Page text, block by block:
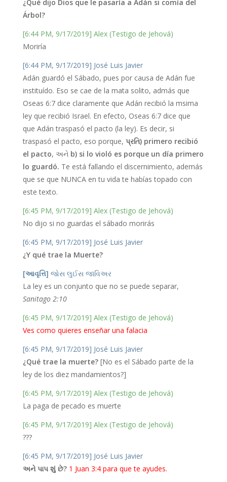
¿Qué dijo Dios que le pasaría a Adán si comía del
Árbol?
[6:44 PM, 9/17/2019] Alex (Testigo de Jehová)
Moriría
[6:44 PM, 9/17/2019] José Luis Javier
Adán guardó el Sábado, pues por causa de Adán fue
instituído. Eso se cae de la mata solito, admás que
Oseas 6:7 dice claramente que Adán recibió la msima
ley que recibió Israel. En efecto, Oseas 6:7 dice que
que Adán traspasó el pacto (la ley). Es decir, si
traspasó el pacto, eso porque, પ્રતિ) primero recibió
el pacto, અને b) si lo violó es porque un día primero
lo guardó. Te está fallando el discernimiento, además
que se que NUNCA en tu vida te habías topado con
este texto.
[6:45 PM, 9/17/2019] Alex (Testigo de Jehová)
No dijo si no guardas el sábado morirás
[6:45 PM, 9/17/2019] José Luis Javier
¿Y qué trae la Muerte?
[આવૃત્તિ] જોસ લુઈસ જાવિઅર
La ley es un conjunto que no se puede separar,
Sanitago 2:10
[6:45 PM, 9/17/2019] Alex (Testigo de Jehová)
Ves como quieres enseñar una falacia
[6:45 PM, 9/17/2019] José Luis Javier
¿Qué trae la muerte? [No es el Sábado parte de la
ley de los diez mandamientos?]
[6:45 PM, 9/17/2019] Alex (Testigo de Jehová)
La paga de pecado es muerte
[6:45 PM, 9/17/2019] Alex (Testigo de Jehová)
???
[6:45 PM, 9/17/2019] José Luis Javier
અને પાપ શું છે? 1 Juan 3:4 para que te ayudes.